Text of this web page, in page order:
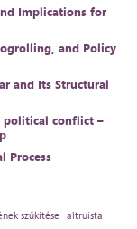
Implications for
and Policy
and Its Structural
political conflict –
Process
szűkítése
altruista